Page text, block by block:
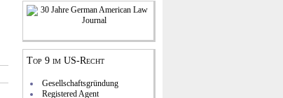
Top 9 im US-Recht
Gesellschaftsgründung
Registered Agent